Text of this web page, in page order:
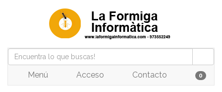
Menú Acceso Contacto 0